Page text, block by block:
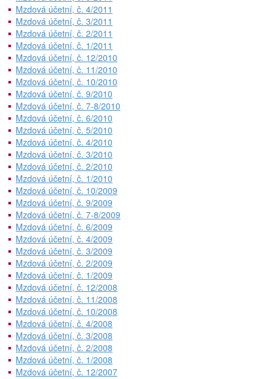
Mzdová účetní, č. 4/2011
Mzdová účetní, č. 3/2011
Mzdová účetní, č. 2/2011
Mzdová účetní, č. 1/2011
Mzdová účetní, č. 12/2010
Mzdová účetní, č. 11/2010
Mzdová účetní, č. 10/2010
Mzdová účetní, č. 9/2010
Mzdová účetní, č. 7-8/2010
Mzdová účetní, č. 6/2010
Mzdová účetní, č. 5/2010
Mzdová účetní, č. 4/2010
Mzdová účetní, č. 3/2010
Mzdová účetní, č. 2/2010
Mzdová účetní, č. 1/2010
Mzdová účetní, č. 10/2009
Mzdová účetní, č. 9/2009
Mzdová účetní, č. 7-8/2009
Mzdová účetní, č. 6/2009
Mzdová účetní, č. 4/2009
Mzdová účetní, č. 3/2009
Mzdová účetní, č. 2/2009
Mzdová účetní, č. 1/2009
Mzdová účetní, č. 12/2008
Mzdová účetní, č. 11/2008
Mzdová účetní, č. 10/2008
Mzdová účetní, č. 4/2008
Mzdová účetní, č. 3/2008
Mzdová účetní, č. 2/2008
Mzdová účetní, č. 1/2008
Mzdová účetní, č. 12/2007